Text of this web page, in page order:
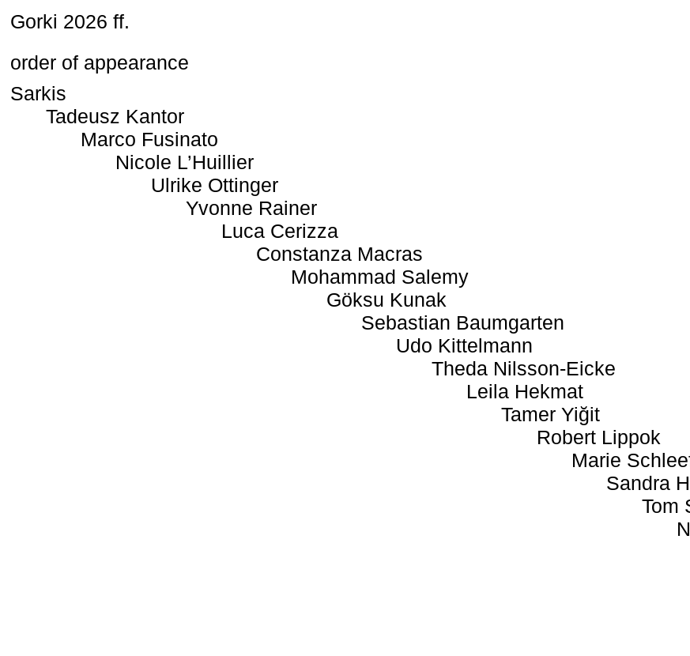
Gorki 2026 ff.
order of appearance
Sarkis
Tadeusz Kantor
Marco Fusinato
Nicole L’Huillier
Ulrike Ottinger
Yvonne Rainer
Luca Cerizza
Constanza Macras
Mohammad Salemy
Göksu Kunak
Sebastian Baumgarten
Udo Kittelmann
Theda Nilsson-Eicke
Leila Hekmat
Tamer Yiğit
Robert Lippok
Marie
Sandra
Tom